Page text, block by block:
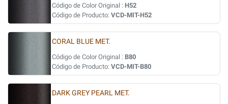
Código de Color Original : H52
Código de Producto: VCD-MIT-H52
CORAL BLUE MET.
Código de Color Original : B80
Código de Producto: VCD-MIT-B80
DARK GREY PEARL MET.